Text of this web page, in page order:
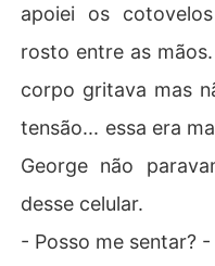
apoiei os
rosto entre as
corpo gritava mas
tensão... essa era
George não
desse celular.
- Posso me sentar?